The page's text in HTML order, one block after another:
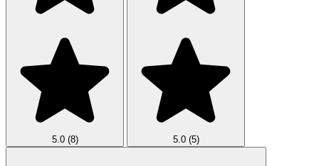
5.0 (8) 5.0 (5)